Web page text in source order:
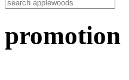
promotion